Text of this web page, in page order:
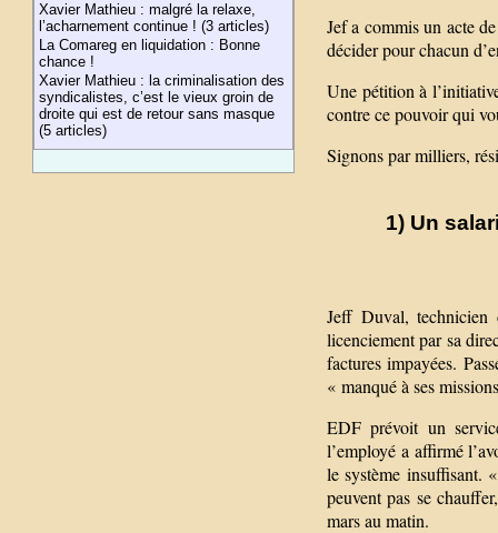
Xavier Mathieu : malgré la relaxe,
l’acharnement continue ! (3 articles)
La Comareg en liquidation : Bonne
chance !
Xavier Mathieu : la criminalisation des
syndicalistes, c’est le vieux groin de
droite qui est de retour sans masque
(5 articles)
Jef a commis un acte
décider pour chacun
Une pétition à
contre ce pouvoir qui
Signons par milliers,
1) Un
Jeff Duval, technicien
licenciement par sa
factures impayées.
« manqué à ses
EDF prévoit un
l’employé a affirmé
le système insuffisant.
peuvent pas se
mars au matin.